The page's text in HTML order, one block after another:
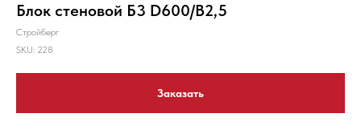
Блок стеновой Б3 D600/B2,5
Стройберг
SKU: 228
Заказать